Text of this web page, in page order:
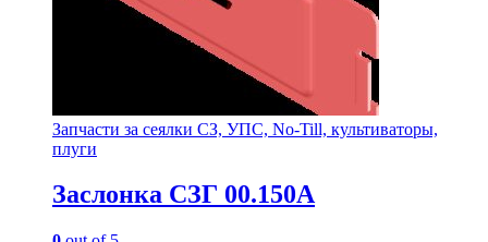
Запчасти за сеялки СЗ, УПС, No-Till, культиваторы,
плуги
Заслонка СЗГ 00.150А